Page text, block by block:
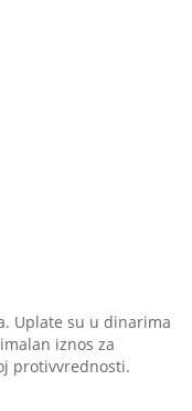
Uplate su u dinarima
iznos za
protivvrednosti.